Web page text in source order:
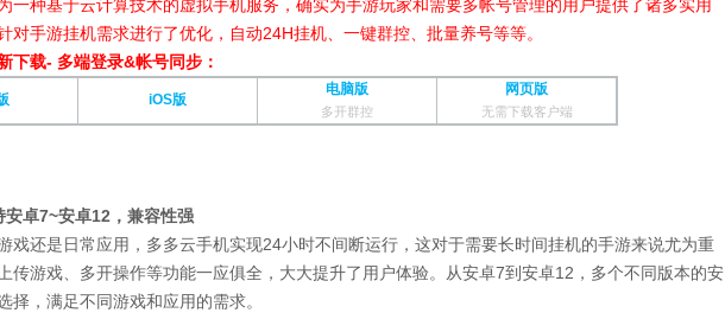
一种基于云计算技术的虚拟手机服务，确实为手游玩家和需要多帐号管理的用户提供了诸多实用
对手游挂机需求进行了优化，自动24H挂机、一键群控、批量养号等等。
下载- 多端登录&帐号同步：
iOS版
电脑版
多开群控
网页版
无需下载客户端
安卓7~安卓12，兼容性强
戏还是日常应用，多多云手机实现24小时不间断运行，这对于需要长时间挂机的手游来说尤为重
传游戏、多开操作等功能一应俱全，大大提升了用户体验。从安卓7到安卓12，多个不同版本的安
择，满足不同游戏和应用的需求。